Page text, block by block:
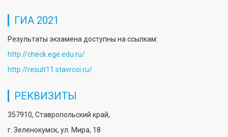
ГИА 2021
Результаты экзамена доступны на ссылкам:
http://check.ege.edu.ru/
http://result11.stavrcoi.ru/
РЕКВИЗИТЫ
357910, Ставропольский край,
г. Зеленокумск, ул. Мира, 18